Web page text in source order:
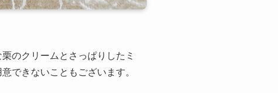
のクリームとさっぱりしたミ
できないこともございます。